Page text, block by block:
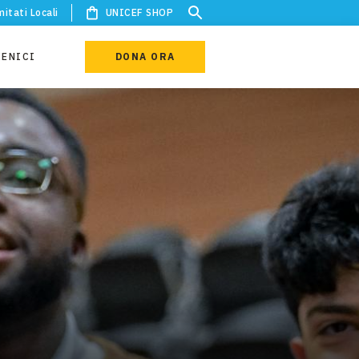
Locali UNICEF SHOP
DONA ORA